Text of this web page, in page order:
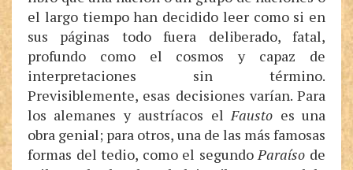
el largo tiempo han decidido leer como si en
sus páginas todo fuera deliberado, fatal,
profundo como el cosmos y capaz de
interpretaciones sin término.
Previsiblemente, esas decisiones varían. Para
los alemanes y austríacos elFausto es una
obra genial; para otros, una de las más famosas
formas del tedio, como el segundoParaíso de